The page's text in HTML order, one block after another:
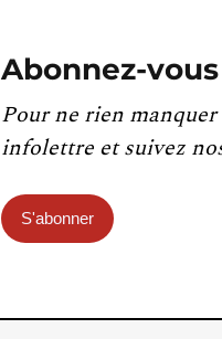
Abonnez-
Pour ne rien manquer
infolettre et suivez
S'abonner